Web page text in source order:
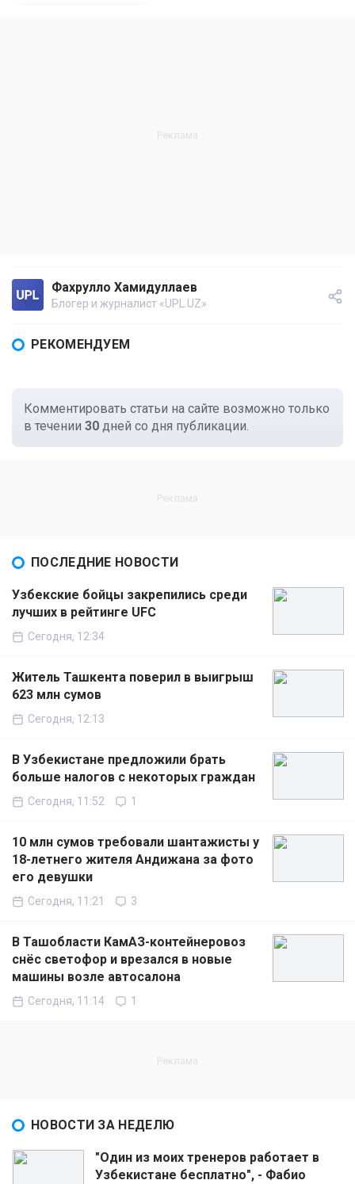
Фахрулло Хамидуллаев
Блогер и журналист «UPL.UZ»
РЕКОМЕНДУЕМ
Комментировать статьи на сайте возможно только
в течении 30 дней со дня публикации.
ПОСЛЕДНИЕ НОВОСТИ
Узбекские бойцы закрепились среди
лучших в рейтинге UFC
Сегодня, 12:34
Житель Ташкента поверил в выигрыш
623 млн сумов
Сегодня, 12:13
В Узбекистане предложили брать
больше налогов с некоторых граждан
Сегодня, 11:52 1
10 млн сумов требовали шантажисты у
18-летнего жителя Андижана за фото
его девушки
Сегодня, 11:21 3
В Ташобласти КамАЗ-контейнеровоз
снёс светофор и врезался в новые
машины возле автосалона
Сегодня, 11:14 1
НОВОСТИ ЗА НЕДЕЛЮ
"Один из моих тренеров работает в
Узбекистане бесплатно", - Фабио